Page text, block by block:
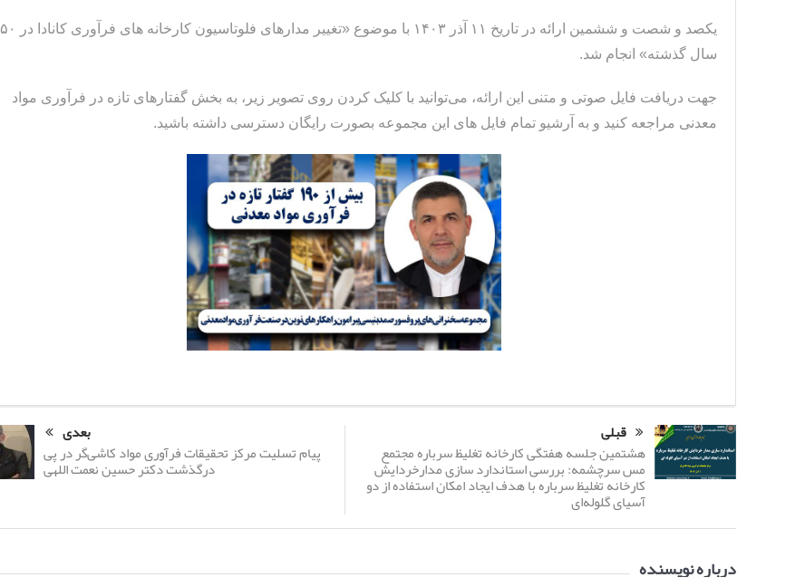
یکصد و شصت و ششمین ارائه در تاریخ ۱۱ آذر ۱۴۰۳ با موضوع «تغییر مدارهای فلوتاسیون کارخانه های فرآوری کانادا در ۵۰
سال گذشته» انجام شد.
جهت دریافت فایل صوتی و متنی این ارائه، می‌توانید با کلیک کردن روی تصویر زیر، به بخش گفتارهای تازه در فرآوری مواد
معدنی مراجعه کنید و به آرشیو تمام فایل های این مجموعه بصورت رایگان دسترسی داشته باشید.
قبلی
هشتمین جلسه هفتگی کارخانه تغلیظ سرباره مجتمع
مس سرچشمه‌: بررسی استاندارد‌ سازی مدارخردایش
کارخانه تغلیظ سرباره با هدف ایجاد امکان استفاده از دو
آسیای گلوله‌ای
بعدی
پیام تسلیت مرکز تحقیقات فرآوری مواد کاشی‌گر در پی
درگذشت دکتر حسین نعمت اللهی
درباره نویسنده